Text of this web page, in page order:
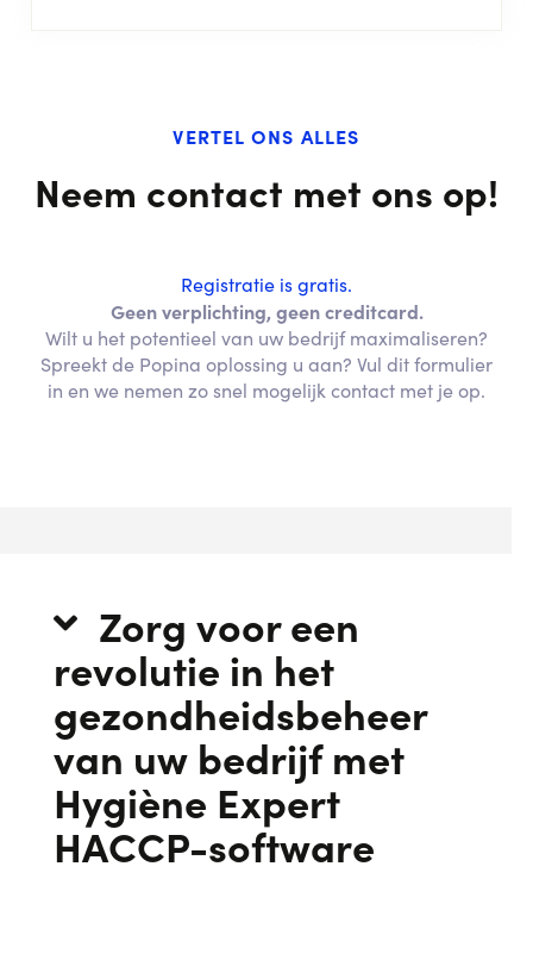
VERTEL ONS ALLES
Neem contact met ons op!
Registratie is gratis.
Geen verplichting, geen creditcard.
Wilt u het potentieel van uw bedrijf maximaliseren?
Spreekt de Popina oplossing u aan? Vul dit formulier
in en we nemen zo snel mogelijk contact met je op.
Zorg voor een
revolutie in het
gezondheidsbeheer
van uw bedrijf met
Hygiène Expert
HACCP-software